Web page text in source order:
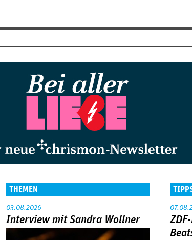
THEMEN
03.08.2026
Interview mit Sandra Wollner